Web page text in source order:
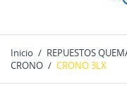
Inicio REPUESTOS
CRONO
CRONO 3LX